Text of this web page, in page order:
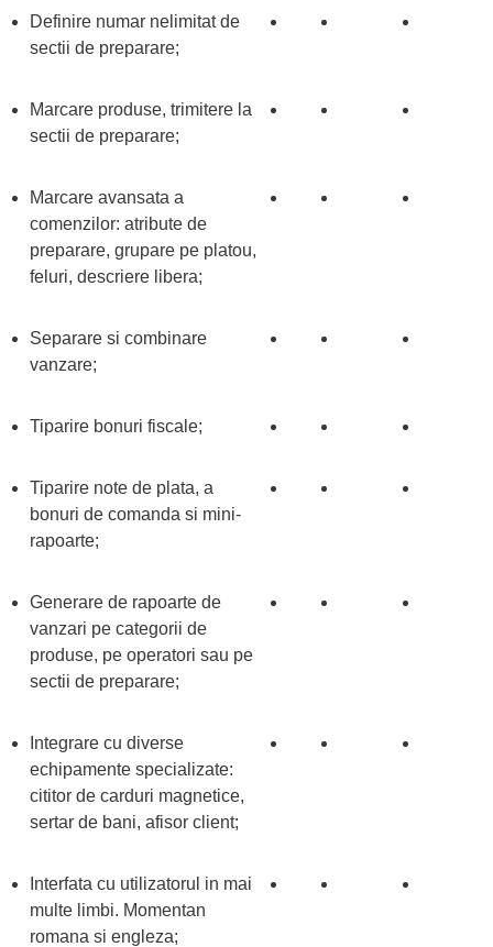
Definire numar nelimitat de
sectii de preparare;
Marcare produse, trimitere la
sectii de preparare;
Marcare avansata a
comenzilor: atribute de
preparare, grupare pe platou,
feluri, descriere libera;
Separare si combinare
vanzare;
Tiparire bonuri fiscale;
Tiparire note de plata, a
bonuri de comanda si mini-
rapoarte;
Generare de rapoarte de
vanzari pe categorii de
produse, pe operatori sau pe
sectii de preparare;
Integrare cu diverse
echipamente specializate:
cititor de carduri magnetice,
sertar de bani, afisor client;
Interfata cu utilizatorul in mai
multe limbi. Momentan
romana si engleza;